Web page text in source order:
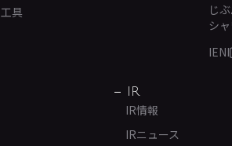
工具
じ
シ
IENI
IR
IR情報
IRニュース